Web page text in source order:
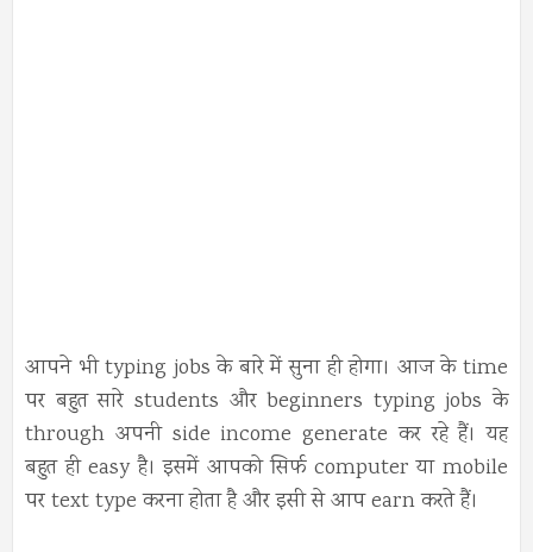
आपने भी typing jobs के बारे में सुना ही होगा। आज के time
पर बहुत सारे students और beginners typing jobs के
through अपनी side income generate कर रहे हैं। यह
बहुत ही easy है। इसमें आपको सिर्फ computer या mobile
पर text type करना होता है और इसी से आप earn करते हैं।